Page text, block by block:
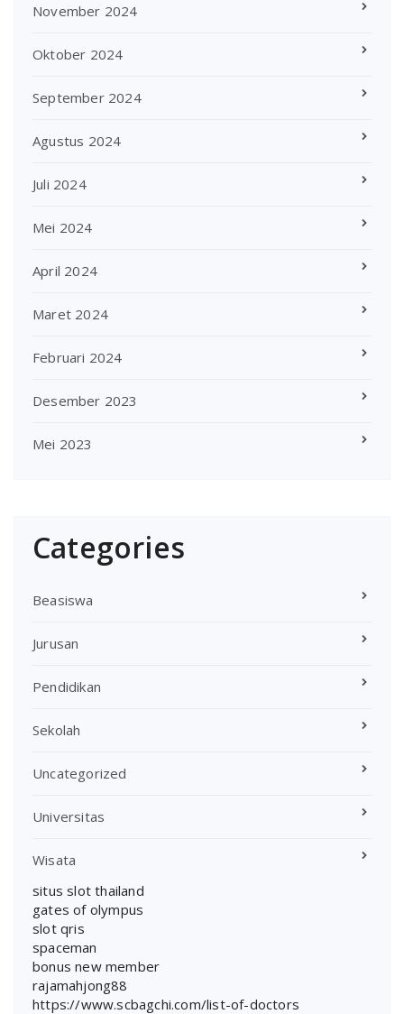
November 2024
Oktober 2024
September 2024
Agustus 2024
Juli 2024
Mei 2024
April 2024
Maret 2024
Februari 2024
Desember 2023
Mei 2023
Categories
Beasiswa
Jurusan
Pendidikan
Sekolah
Uncategorized
Universitas
Wisata
situs slot thailand
gates of olympus
slot qris
spaceman
bonus new member
rajamahjong88
https://www.scbagchi.com/list-of-doctors